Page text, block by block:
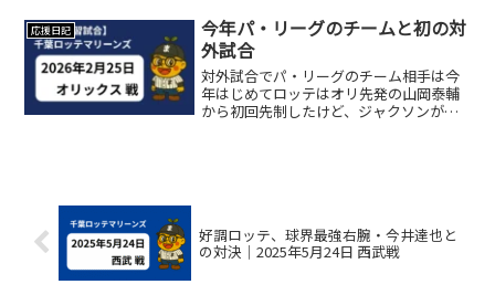
応援日記
今年パ・リーグのチームと初の対
外試合
対外試合でパ・リーグのチーム相手は今
年はじめてロッテはオリ先発の山岡泰輔
から初回先制したけど、ジャクソンが西
好調ロッテ、球界最強右腕・今井達也と
の対決｜2025年5月24日 西武戦